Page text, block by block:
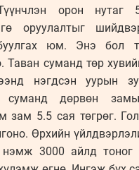
орон нутаг
оруулалтыг
юм. Энэ бол
Таван суманд төр
нэгдсэн уурын
дөрвөн
зам 5.5 сая төгрөг.
Өрхийн
3000 айлд тоног